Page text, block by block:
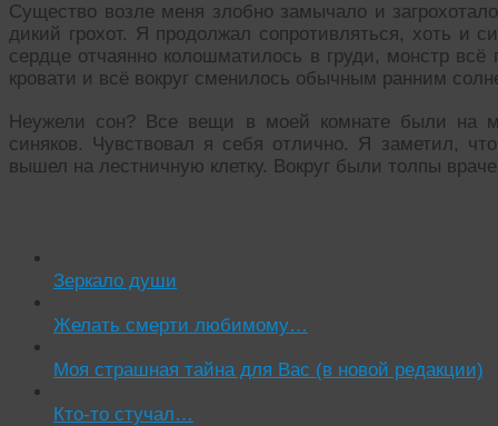
Существо возле меня злобно замычало и
дикий грохот. Я продолжал сопротивляться, хоть и
сердце отчаянно колошматилось в груди, монстр
кровати и всё вокруг сменилось обычным ранним
Неужели сон? Все вещи в моей комнате были на
синяков. Чувствовал я себя отлично. Я заметил,
вышел на лестничную клетку. Вокруг были толпы
Зеркало души
Желать смерти любимому…
Моя страшная тайна для Вас (в новой редакции)
Кто-то стучал…